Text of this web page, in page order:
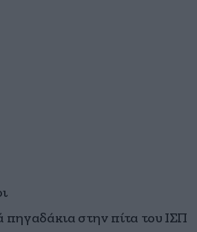
πηγαδάκια στην πίτα του ΙΣΠ